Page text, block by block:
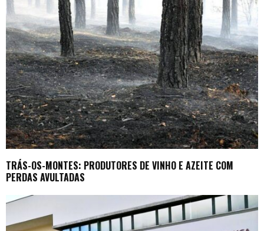
TRÁS-OS-MONTES: PRODUTORES DE VINHO E AZEITE COM
PERDAS AVULTADAS